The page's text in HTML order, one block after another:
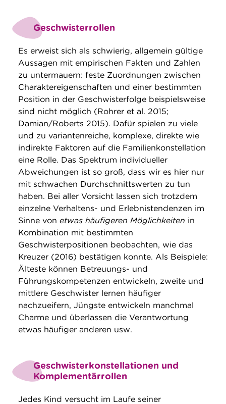
Geschwisterrollen
Es erweist sich als schwierig, allgemein gültige
Aussagen mit empirischen Fakten und Zahlen
zu untermauern: feste Zuordnungen zwischen
Charaktereigenschaften und einer bestimmten
Position in der Geschwisterfolge beispielsweise
sind nicht möglich (Rohrer et al. 2015;
Damian/Roberts 2015). Dafür spielen zu viele
und zu variantenreiche, komplexe, direkte wie
indirekte Faktoren auf die Familienkonstellation
eine Rolle. Das Spektrum individueller
Abweichungen ist so groß, dass wir es hier nur
mit schwachen Durchschnittswerten zu tun
haben. Bei aller Vorsicht lassen sich trotzdem
einzelne Verhaltens- und Erlebnistendenzen im
Sinne von etwas häufigeren Möglichkeiten in
Kombination mit bestimmten
Geschwisterpositionen beobachten, wie das
Kreuzer (2016) bestätigen konnte. Als Beispiele:
Älteste können Betreuungs- und
Führungskompetenzen entwickeln, zweite und
mittlere Geschwister lernen häufiger
nachzueifern, Jüngste entwickeln manchmal
Charme und überlassen die Verantwortung
etwas häufiger anderen usw.
Geschwisterkonstellationen und
Komplementärrollen
Jedes Kind versucht im Laufe seiner